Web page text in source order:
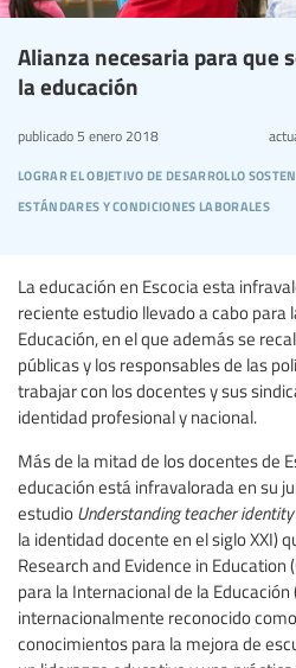
Alianza necesaria para que
la educación
lograr el objetivo de desarrollo
estándares y condiciones laborales
publicado 5 enero 2018
La educación en Escocia esta
reciente estudio llevado a cabo para
Educación, en el que además se
públicas y los responsables de las
trabajar con los docentes y sus
identidad profesional y nacional.
Más de la mitad de los docentes de
educación está infravalorada en su
estudio Understanding teacher
la identidad docente en el siglo XXI)
Research and Evidence in Education
para la Internacional de la Educación
internacionalmente reconocido
conocimientos para la mejora de